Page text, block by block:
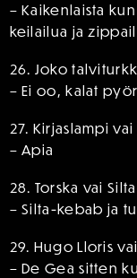
– Kaikenlaista
keilailua ja
26. Joko
– Ei oo, kalat
27. Kirjaslampi
– Apia
28. Torska vai
– Silta-kebab ja
29. Hugo Lloris
– De Gea sitten